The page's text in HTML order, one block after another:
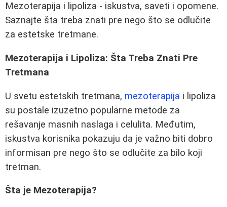
Mezoterapija i lipoliza - iskustva, saveti i opomene.
Saznajte šta treba znati pre nego što se odlučite
za estetske tretmane.
Mezoterapija i Lipoliza: Šta Treba Znati Pre
Tretmana
U svetu estetskih tretmana, mezoterapija i lipoliza
su postale izuzetno popularne metode za
rešavanje masnih naslaga i celulita. Međutim,
iskustva korisnika pokazuju da je važno biti dobro
informisan pre nego što se odlučite za bilo koji
tretman.
Šta je Mezoterapija?